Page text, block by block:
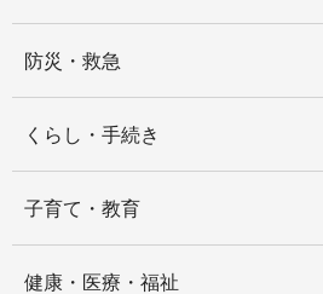
防災・救急
くらし・手続き
子育て・教育
健康・医療・福祉